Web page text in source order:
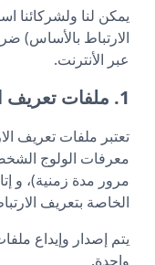
يمكن لنا ولشركائنا
الارتباط بالأساس)
عبر الأنترنت.
1. ملفات تعريف الارتباط التقنية
تعتبر ملفات تعريف
معرفات الولوج
مرور مدة زمنية)، و
الخاصة بتعريف
يتم إصدار وإيداع
واحدة.